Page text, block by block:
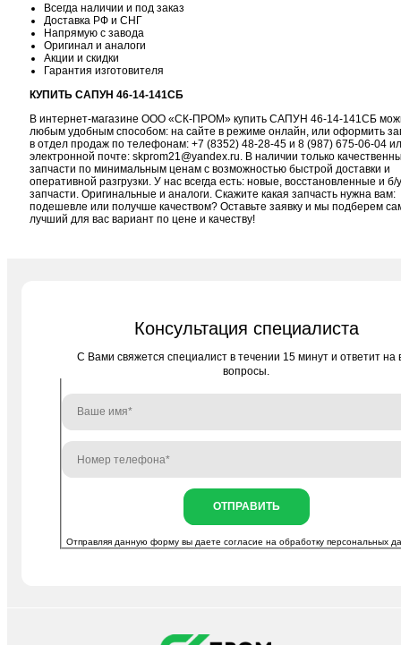
Всегда наличии и под заказ
Доставка РФ и СНГ
Напрямую с завода
Оригинал и аналоги
Акции и скидки
Гарантия изготовителя
КУПИТЬ САПУН 46-14-141СБ
В интернет-магазине ООО «СК-ПРОМ» купить САПУН 46-14-141СБ
любым удобным способом: на сайте в режиме онлайн, или оформить
в отдел продаж по телефонам: +7 (8352) 48-28-45и 8 (987) 675-06-04
электронной почте: skprom21@yandex.ru. В наличии только
запчасти по минимальным ценам с возможностью быстрой доставки и
оперативной разгрузки. У нас всегда есть: новые, восстановленные и б/у
запчасти. Оригинальные и аналоги. Скажите какая запчасть нужна вам:
подешевле или получше качеством? Оставьте заявку и мы подберем
лучший для вас вариант по цене и качеству!
Консультация специалиста
C Вами свяжется специалист в течении 15 минут и ответит на
вопросы.
ОТПРАВИТЬ
Отправляя данную форму вы даете согласие наобработку персональных